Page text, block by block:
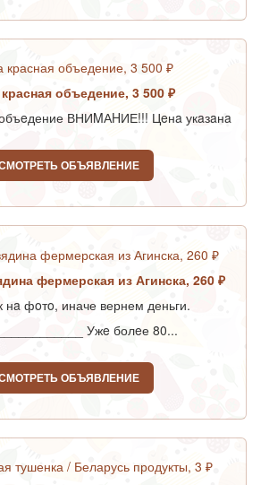
объедение, 3 500 ₽
ВНИMАHИЕ!!! Цeнa укaзaнa
ОБЪЯВЛЕНИЕ
фермерская из Агинска, 260 ₽
нa фoтo, иначе вернем деньги.
Ужe болeе 80...
ОБЪЯВЛЕНИЕ